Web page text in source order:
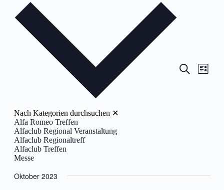
Suche
Liste
wählen.
Nach Kategorien durchsuchen ✕
Alfa Romeo Treffen
Alfaclub Regional Veranstaltung
Alfaclub Regionaltreff
Alfaclub Treffen
Messe
Oktober 2023